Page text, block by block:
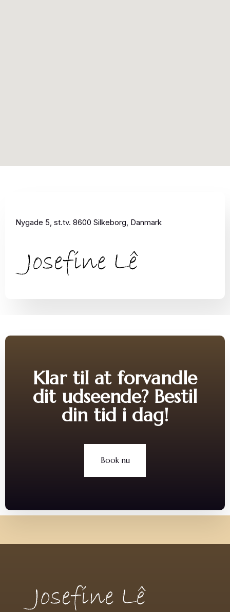
Nygade 5, st.tv. 8600 Silkeborg, Danmark
Klar til at forvandle
dit udseende? Bestil
din tid i dag!
Book nu